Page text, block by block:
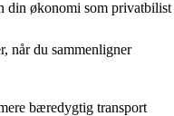
din økonomi som privatbilist
når du sammenligner
bæredygtig transport